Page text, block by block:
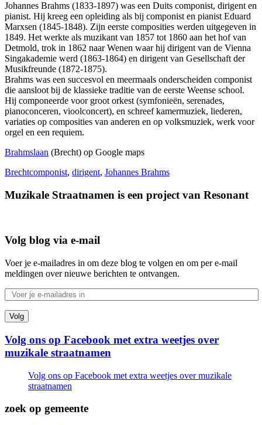
Johannes Brahms (1833-1897) was een Duits componist, dirigent en
pianist. Hij kreeg een opleiding als bij componist en pianist Eduard
Marxsen (1845-1848). Zijn eerste composities werden uitgegeven in
1849. Het werkte als muzikant van 1857 tot 1860 aan het hof van
Detmold, trok in 1862 naar Wenen waar hij dirigent van de Vienna
Singakademie werd (1863-1864) en dirigent van Gesellschaft der
Musikfreunde (1872-1875).
Brahms was een succesvol en meermaals onderscheiden componist
die aansloot bij de klassieke traditie van de eerste Weense school.
Hij componeerde voor groot orkest (symfonieën, serenades,
pianoconceren, vioolconcert), en schreef kamermuziek, liederen,
variaties op composities van anderen en op volksmuziek, werk voor
orgel en een requiem.
Brahmslaan (Brecht) op Google maps
Brechtcomponist, dirigent, Johannes Brahms
Muzikale Straatnamen is een project van Resonant
Volg blog via e-mail
Voer je e-mailadres in om deze blog te volgen en om per e-mail
meldingen over nieuwe berichten te ontvangen.
Volg
Volg ons op Facebook met extra weetjes over
muzikale straatnamen
Volg ons op Facebook met extra weetjes over muzikale
straatnamen
zoek op gemeente